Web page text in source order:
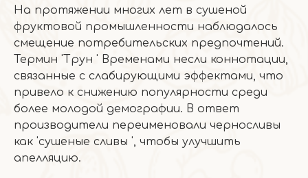
На протяжении многих лет в сушеной
фруктовой промышленности наблюдалось
смещение потребительских предпочтений.
Термин 'Трун ' Временами несли коннотации,
связанные с слабирующими эффектами, что
привело к снижению популярности среди
более молодой демографии. В ответ
производители переименовали черносливы
как 'сушеные сливы ', чтобы улучшить
апелляцию.